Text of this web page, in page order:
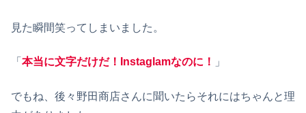
見た瞬間笑ってしまいました。
「 本当に文字だけだ！Instaglamなのに！ 」
でもね、後々野田商店さんに聞いたらそれにはちゃんと理